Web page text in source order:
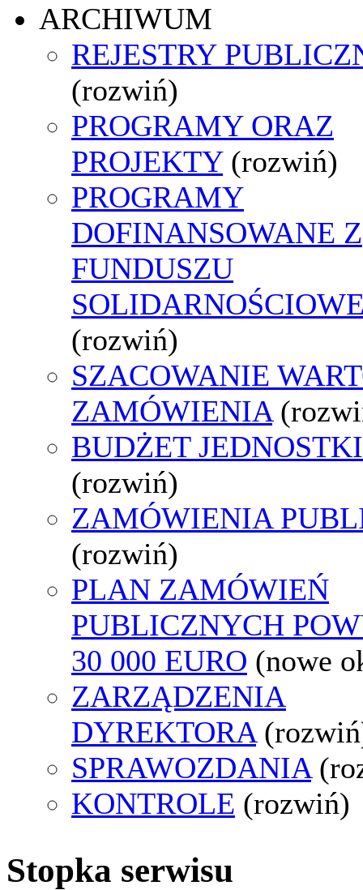
ARCHIWUM
REJESTRY
(rozwiń)
PROGRAMY ORAZ
PROJEKTY (rozwiń)
PROGRAMY
DOFINANSOWANE Z
FUNDUSZU
(rozwiń)
SZACOWANIE
ZAMÓWIENIA
BUDŻET JEDNOSTKI
(rozwiń)
ZAMÓWIENIA
(rozwiń)
PLAN ZAMÓWIEŃ
PUBLICZNYCH
30 000 EURO (nowe
ZARZĄDZENIA
DYREKTORA
SPRAWOZDANIA
KONTROLE (rozwiń)
Stopka serwisu